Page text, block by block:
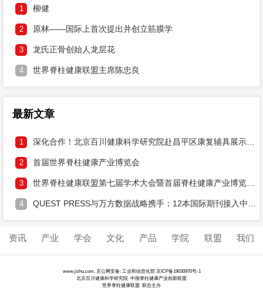
1 柳健
2 原林——国际上首次提出并创立筋膜学
3 龙氏正骨创始人龙层花
4 世界脊柱健康联盟主席陈忠良
最新文章
1 深化合作！北京百川健康科学研究院赴昌平区康复辅具展示中心研讨两大健康工程落地
2 首届世界脊柱健康产业博览会
3 世界脊柱健康联盟第七届学术大会暨首届脊柱健康产业博览会邀请函
4 QUEST PRESS与万方数据战略携手：12本国际期刊接入中文DOI，打通学术溯源通道
资讯 产业 学会 文化 产品 学院 联盟 我们
www.jizhu.com. 京公网安备: 工业和信息化部 京ICP备19030970号-1
北京百川健康科学研究院 中国脊柱健康产业创新联盟
世界脊柱健康联盟 联合主办